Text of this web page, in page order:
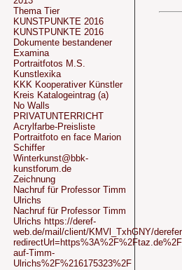
Thema Tier
KUNSTPUNKTE 2016
KUNSTPUNKTE 2016
Dokumente bestandener
Examina
Portraitfotos M.S.
Kunstlexika
KKK Kooperativer Künstler
Kreis Katalogeintrag (a)
No Walls
PRIVATUNTERRICHT
Acrylfarbe-Preisliste
Portraitfoto en face Marion
Schiffer
Winterkunst@bbk-
kunstforum.de
Zeichnung
Nachruf für Professor Timm
Ulrichs
Nachruf für Professor Timm
Ulrichs https://deref-
web.de/mail/client/KMVl_TxhGNY/
auf-Timm-
Ulrichs%2F%216175323%2F